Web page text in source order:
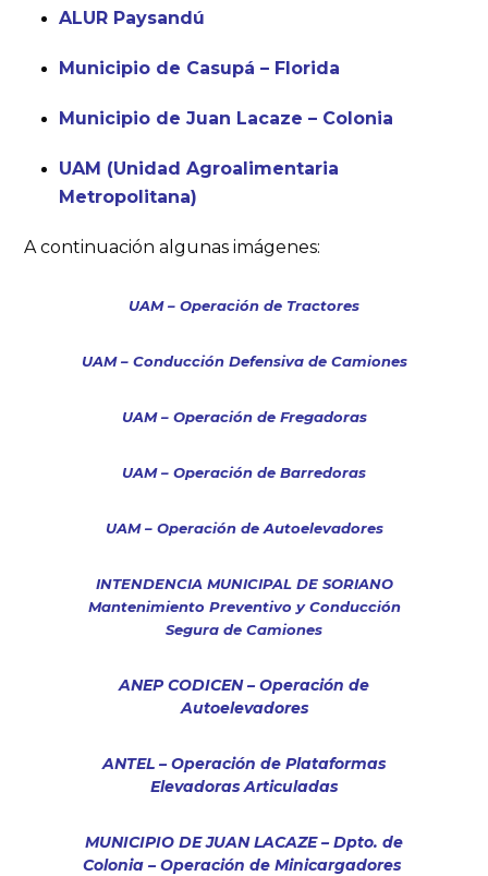
ALUR Paysandú
Municipio de Casupá – Florida
Municipio de Juan Lacaze – Colonia
UAM (Unidad Agroalimentaria
Metropolitana)
A continuación algunas imágenes:
UAM – Operación de Tractores
UAM – Conducción Defensiva de Camiones
UAM – Operación de Fregadoras
UAM – Operación de Barredoras
UAM – Operación de Autoelevadores
INTENDENCIA MUNICIPAL DE SORIANO
Mantenimiento Preventivo y Conducción
Segura de Camiones
ANEP CODICEN – Operación de
Autoelevadores
ANTEL – Operación de Plataformas
Elevadoras Articuladas
MUNICIPIO DE JUAN LACAZE – Dpto. de
Colonia – Operación de Minicargadores